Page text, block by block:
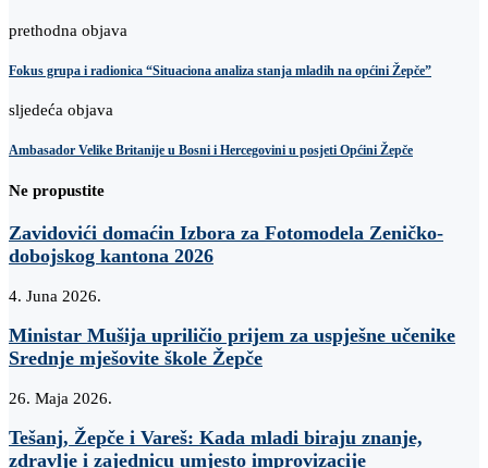
prethodna objava
Fokus grupa i radionica “Situaciona analiza stanja mladih na općini Žepče”
sljedeća objava
Ambasador Velike Britanije u Bosni i Hercegovini u posjeti Općini Žepče
Ne propustite
Zavidovići domaćin Izbora za Fotomodela Zeničko-
dobojskog kantona 2026
4. Juna 2026.
Ministar Mušija upriličio prijem za uspješne učenike
Srednje mješovite škole Žepče
26. Maja 2026.
Tešanj, Žepče i Vareš: Kada mladi biraju znanje,
zdravlje i zajednicu umjesto improvizacije